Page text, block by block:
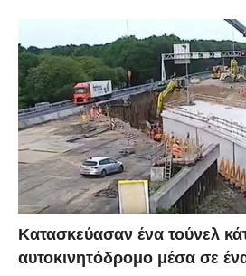
Κατασκεύασαν ένα τούνελ
αυτοκινητόδρομο μέσα σε